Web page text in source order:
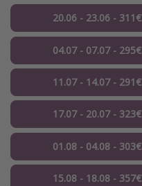
20.06 - 23.06 - 311€
04.07 - 07.07 - 295€
11.07 - 14.07 - 291€
17.07 - 20.07 - 323€
01.08 - 04.08 - 303€
15.08 - 18.08 - 357€